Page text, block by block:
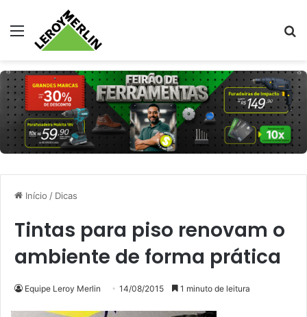
Menu
Início / Dicas
Tintas para piso renovam o
ambiente de forma prática
Equipe Leroy Merlin 14/08/2015 1 minuto de leitura